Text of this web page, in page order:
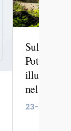
Sulle
Potter –
nel Lake
23-27